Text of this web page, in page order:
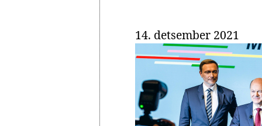
14. detsember 2021